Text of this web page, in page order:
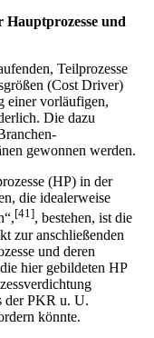
und
Teilprozesse
(Cost Driver)
einer vorläufigen,
Die dazu
gewonnen werden.
(HP) in der
die idealerweise
[41], bestehen, ist die
zur anschließenden
und deren
hier gebildeten HP
der PKR u. U.
könnte.